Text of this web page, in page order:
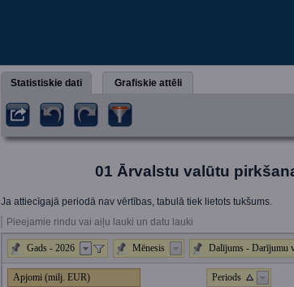
Statistiskie dati Grafiskie attēli
01 Ārvalstu valūtu
Ja attiecīgajā periodā nav vērtības, tabulā tiek lietots tukšums.
Pieejamie rindu vai aiļu lauki un datu lauki
Gads - 2026 Mēnesis Dalījums - Darījumu
Apjomi (milj. EUR) Periods